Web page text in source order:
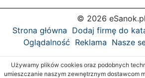
© 2026 eSanok.pl
Strona główna Dodaj firmę do
Oglądalność Reklama Nasze
Używamy plików cookies oraz podobnych
umieszczanie naszym zewnętrznym dostawcom